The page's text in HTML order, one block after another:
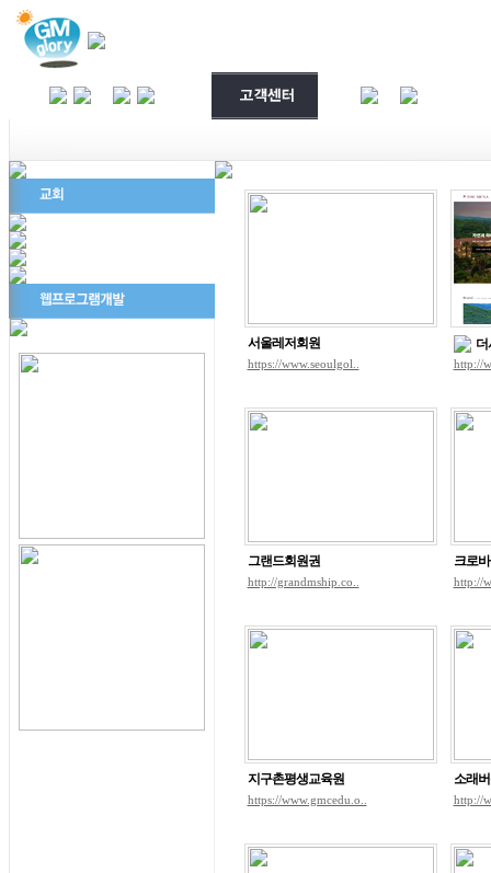
서울레저회원
https://www.seoulgol..
더
http://
그랜드회원권
http://grandmship.co..
크로
http://
지구촌평생교육원
https://www.gmcedu.o..
소래
http://